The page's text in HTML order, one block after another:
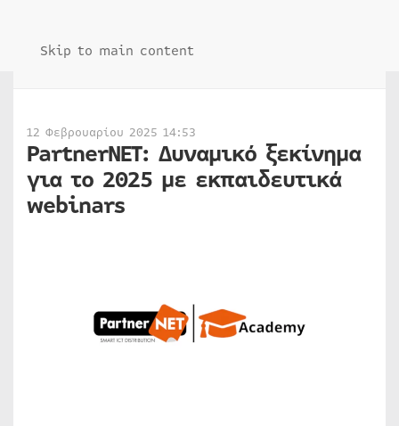
Skip to main content
12 Φεβρουαρίου 2025 14:53
PartnerNET: Δυναμικό ξεκίνημα
για το 2025 με εκπαιδευτικά
webinars